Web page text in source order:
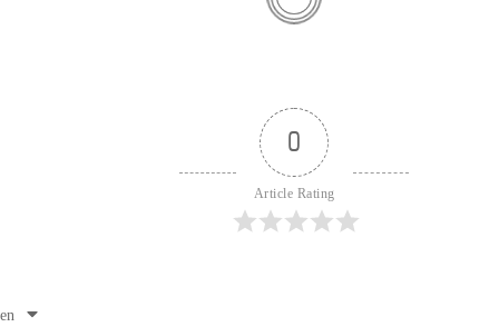
0
Article Rating